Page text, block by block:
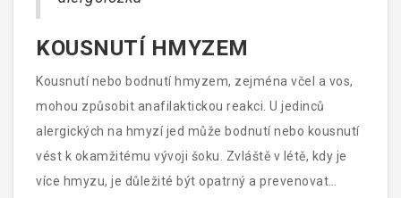
KOUSNUTÍ HMYZEM
Kousnutí nebo bodnutí hmyzem, zejména včel a vos,
mohou způsobit anafilaktickou reakci. U jedinců
alergických na hmyzí jed může bodnutí nebo kousnutí
vést k okamžitému vývoji šoku. Zvláště v létě, kdy je
více hmyzu, je důležité být opatrný a prevenovat